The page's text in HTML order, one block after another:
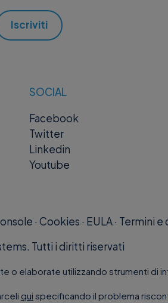
Iscriviti
SOCIAL
Facebook
Twitter
Linkedin
Youtube
· Cookies · EULA· Termini e
Tutti i diritti riservati
o elaborate utilizzando strumenti di
qui specificando il problema